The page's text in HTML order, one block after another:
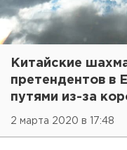
Китайские
претендентов в
путями из-за
2 марта 2020 в 17:48